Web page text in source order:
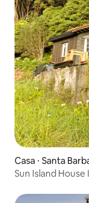
Casa ⋅ Santa
Sun Island